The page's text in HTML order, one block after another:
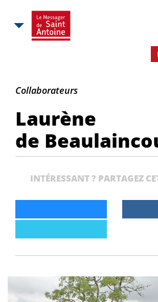
Laurène
de
Beaulaincourt
Collaborateurs
Laurène
de
INTÉRESSANT ? PARTAGEZ